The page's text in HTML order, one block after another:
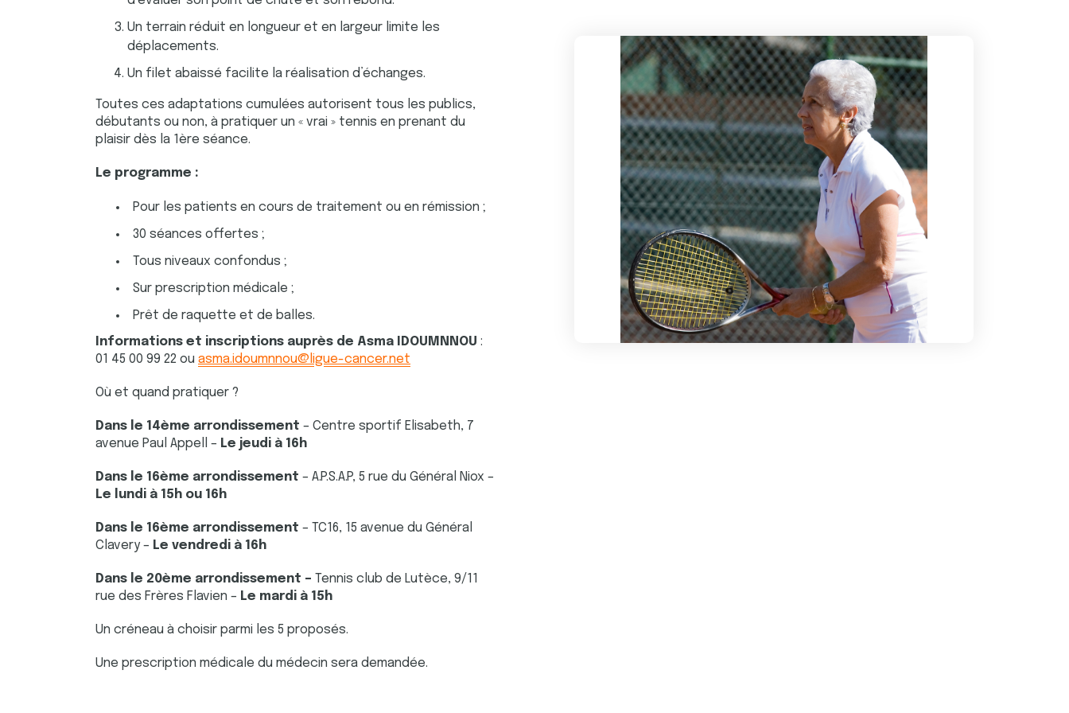
n
t
m
e
n
t
Un terrain réduit en longueur et en largeur limite les
déplacements.
Un filet abaissé facilite la réalisation d’échanges.
Toutes ces adaptations cumulées autorisent tous les publics,
débutants ou non, à pratiquer un « vrai » tennis en prenant du
plaisir dès la 1ère séance.
Le programme :
Pour les patients en cours de traitement ou en rémission ;
30 séances offertes ;
Tous niveaux confondus ;
Sur prescription médicale ;
Prêt de raquette et de balles.
Informations et inscriptions auprès de Asma IDOUMNNOU :
01 45 00 99 22 ou asma.idoumnnou@ligue-cancer.net
Où et quand pratiquer ?
Dans le 14ème arrondissement – Centre sportif Elisabeth, 7
avenue Paul Appell – Le jeudi à 16h
Dans le 16ème arrondissement – A.P.S.A.P, 5 rue du Général Niox –
Le lundi à 15h ou 16h
Dans le 16ème arrondissement – TC16, 15 avenue du Général
Clavery – Le vendredi à 16h
Dans le 20ème arrondissement – Tennis club de Lutèce, 9/11
rue des Frères Flavien – Le mardi à 15h
Un créneau à choisir parmi les 5 proposés.
Une prescription médicale du médecin sera demandée.